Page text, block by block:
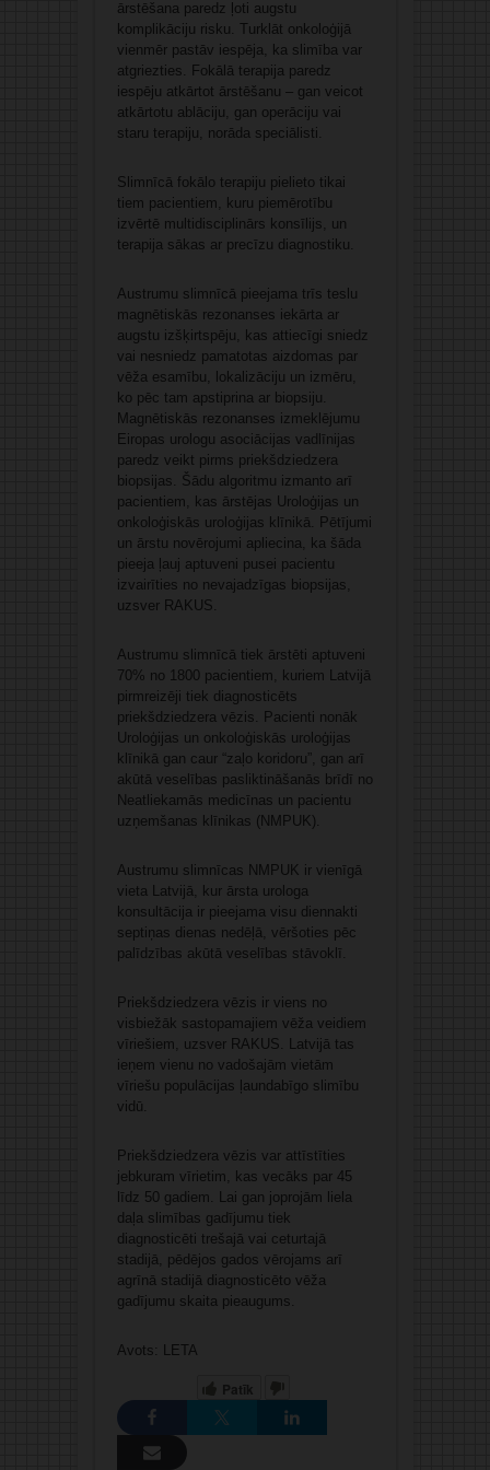
ārstēšana paredz ļoti augstu
komplikāciju risku. Turklāt onkoloģijā
vienmēr pastāv iespēja, ka slimība var
atgriezties. Fokālā terapija paredz
iespēju atkārtot ārstēšanu – gan veicot
atkārtotu ablāciju, gan operāciju vai
staru terapiju, norāda speciālisti.
Slimnīcā fokālo terapiju pielieto tikai
tiem pacientiem, kuru piemērotību
izvērtē multidisciplinārs konsīlijs, un
terapija sākas ar precīzu diagnostiku.
Austrumu slimnīcā pieejama trīs teslu
magnētiskās rezonanses iekārta ar
augstu izšķirtspēju, kas attiecīgi sniedz
vai nesniedz pamatotas aizdomas par
vēža esamību, lokalizāciju un izmēru,
ko pēc tam apstiprina ar biopsiju.
Magnētiskās rezonanses izmeklējumu
Eiropas urologu asociācijas vadlīnijas
paredz veikt pirms priekšdziedzera
biopsijas. Šādu algoritmu izmanto arī
pacientiem, kas ārstējas Uroloģijas un
onkoloģiskās uroloģijas klīnikā. Pētījumi
un ārstu novērojumi apliecina, ka šāda
pieeja ļauj aptuveni pusei pacientu
izvairīties no nevajadzīgas biopsijas,
uzsver RAKUS.
Austrumu slimnīcā tiek ārstēti aptuveni
70% no 1800 pacientiem, kuriem Latvijā
pirmreizēji tiek diagnosticēts
priekšdziedzera vēzis. Pacienti nonāk
Uroloģijas un onkoloģiskās uroloģijas
klīnikā gan caur “zaļo koridoru”, gan arī
akūtā veselības pasliktināšanās brīdī no
Neatliekamās medicīnas un pacientu
uzņemšanas klīnikas (NMPUK).
Austrumu slimnīcas NMPUK ir vienīgā
vieta Latvijā, kur ārsta urologa
konsultācija ir pieejama visu diennakti
septiņas dienas nedēļā, vēršoties pēc
palīdzības akūtā veselības stāvoklī.
Priekšdziedzera vēzis ir viens no
visbiežāk sastopamajiem vēža veidiem
vīriešiem, uzsver RAKUS. Latvijā tas
ieņem vienu no vadošajām vietām
vīriešu populācijas ļaundabīgo slimību
vidū.
Priekšdziedzera vēzis var attīstīties
jebkuram vīrietim, kas vecāks par 45
līdz 50 gadiem. Lai gan joprojām liela
daļa slimības gadījumu tiek
diagnosticēti trešajā vai ceturtajā
stadijā, pēdējos gados vērojams arī
agrīnā stadijā diagnosticēto vēža
gadījumu skaita pieaugums.
Avots: LETA
Patīk